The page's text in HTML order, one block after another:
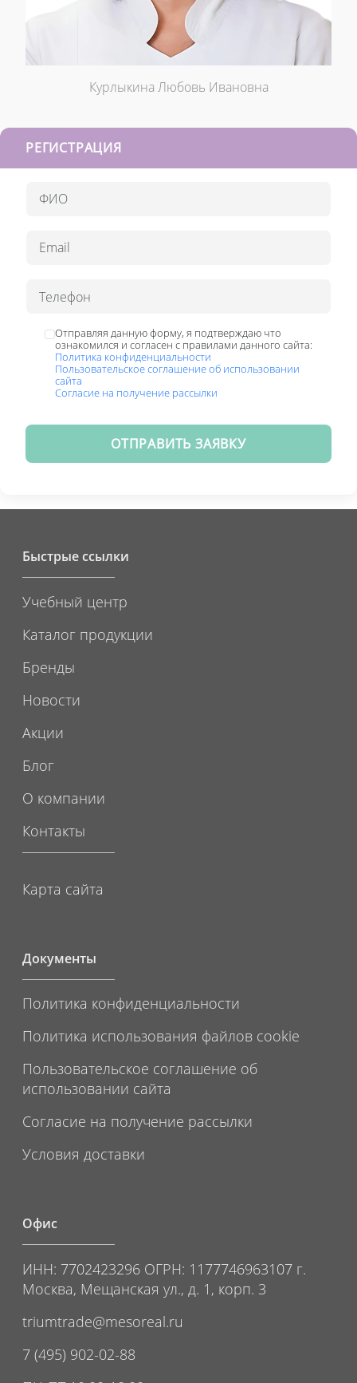
Курлыкина Любовь Ивановна
РЕГИСТРАЦИЯ
Отправляя данную форму, я подтверждаю что
ознакомился и согласен с правилами данного сайта:
Политика конфиденциальности
Пользовательское соглашение об использовании
сайта
Согласие на получение рассылки
ОТПРАВИТЬ ЗАЯВКУ
Быстрые ссылки
Учебный центр
Каталог продукции
Бренды
Новости
Акции
Блог
О компании
Контакты
Карта сайта
Документы
Политика конфиденциальности
Политика использования файлов cookie
Пользовательское соглашение об
использовании сайта
Согласие на получение рассылки
Условия доставки
Офис
ИНН: 7702423296 ОГРН: 1177746963107 г.
Москва, Мещанская ул., д. 1, корп. 3
triumtrade@mesoreal.ru
7 (495) 902-02-88